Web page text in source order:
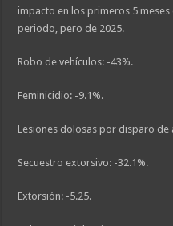
impacto en los primeros 5
periodo, pero de 2025.
Robo de vehículos: -43%.
Feminicidio: -9.1%.
Lesiones dolosas por disparo de
Secuestro extorsivo: -32.1%.
Extorsión: -5.25.